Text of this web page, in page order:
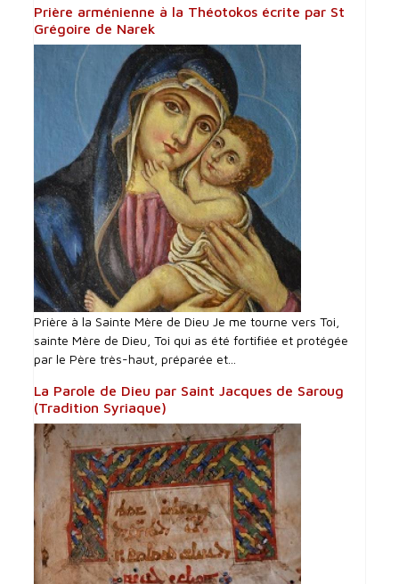
Prière arménienne à la Théotokos écrite par St
Grégoire de Narek
Prière à la Sainte Mère de Dieu Je me tourne vers Toi,
sainte Mère de Dieu, Toi qui as été fortifiée et protégée
par le Père très-haut, préparée et...
La Parole de Dieu par Saint Jacques de Saroug
(Tradition Syriaque)